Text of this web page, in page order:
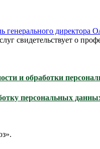
генерального директора
свидетельствует о
и обработки
персональных